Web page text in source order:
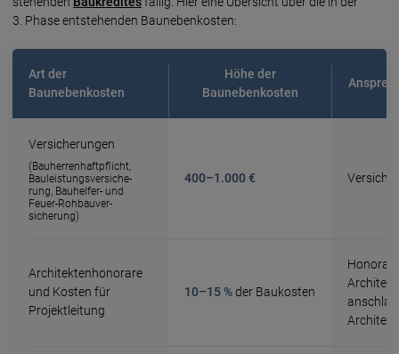
3. Phase entstehenden Baunebenkosten:
Art der
Baunebenkosten
Höhe der
Baunebenkosten
Versicherungen
(Bau­herren­haft­pflicht,
Bau­leistungs­ver­siche­
rung, Bauhelfer- und
Feuer-Rohbau­ver­
sicherung)
400–1.000 €
Architektenhonorare
und Kosten für
Projektleitung
10–15 %der Baukosten